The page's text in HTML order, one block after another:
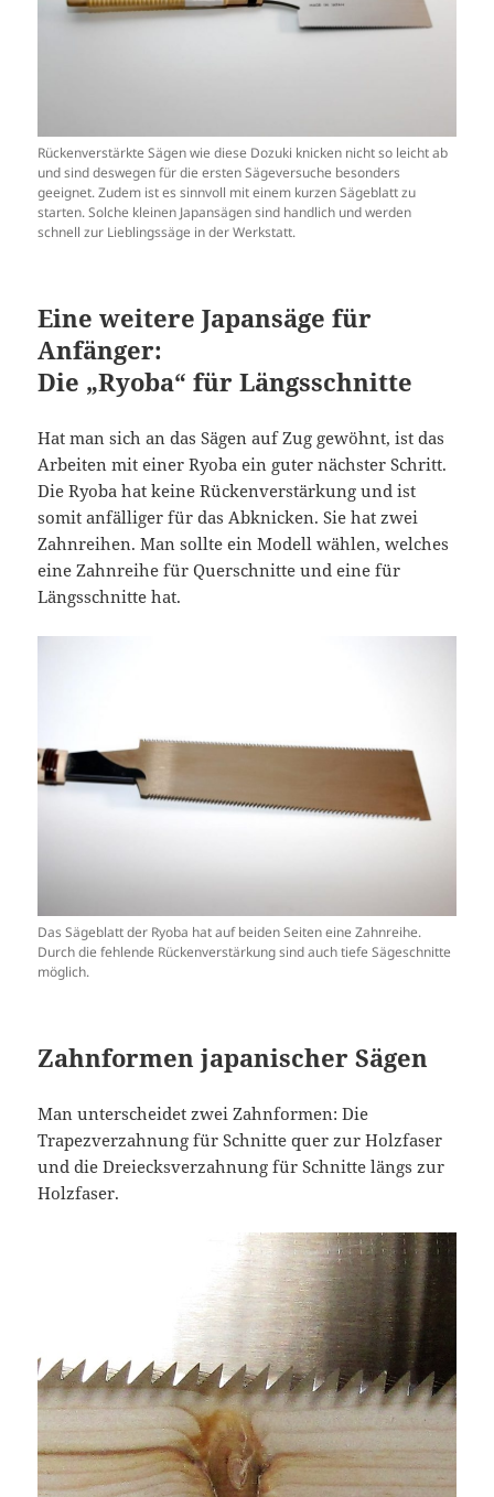
Rückenverstärkte Sägen wie diese Dozuki knicken nicht so leicht ab
und sind deswegen für die ersten Sägeversuche besonders
geeignet. Zudem ist es sinnvoll mit einem kurzen Sägeblatt zu
starten. Solche kleinen Japansägen sind handlich und werden
schnell zur Lieblingssäge in der Werkstatt.
Eine weitere Japansäge für
Anfänger:
Die „Ryoba“ für Längsschnitte
Hat man sich an das Sägen auf Zug gewöhnt, ist das
Arbeiten mit einer Ryoba ein guter nächster Schritt.
Die Ryoba hat keine Rückenverstärkung und ist
somit anfälliger für das Abknicken. Sie hat zwei
Zahnreihen. Man sollte ein Modell wählen, welches
eine Zahnreihe für Querschnitte und eine für
Längsschnitte hat.
Das Sägeblatt der Ryoba hat auf beiden Seiten eine Zahnreihe.
Durch die fehlende Rückenverstärkung sind auch tiefe Sägeschnitte
möglich.
Zahnformen japanischer Sägen
Man unterscheidet zwei Zahnformen: Die
Trapezverzahnung für Schnitte quer zur Holzfaser
und die Dreiecksverzahnung für Schnitte längs zur
Holzfaser.